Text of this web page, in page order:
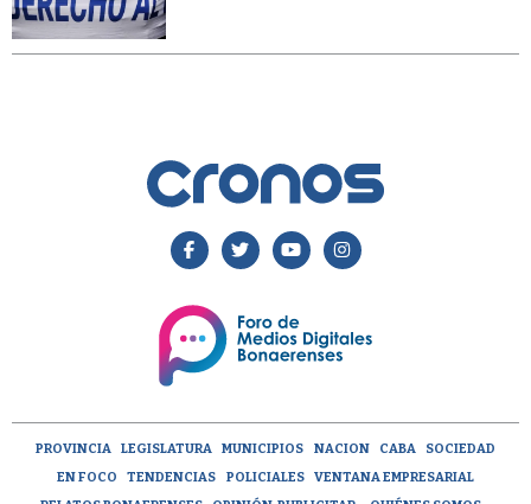
PROVINCIA LEGISLATURA MUNICIPIOS NACION CABA
SOCIEDAD
EN FOCO
TENDENCIAS POLICIALES
VENTANA EMPRESARIAL